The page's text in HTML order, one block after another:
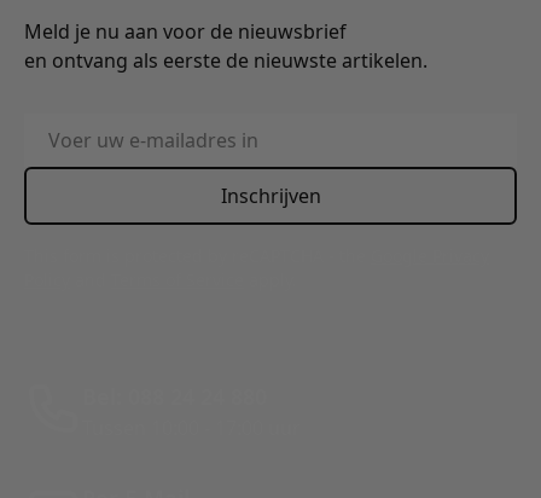
Meld je nu aan voor de nieuwsbrief
en ontvang als eerste de nieuwste artikelen.
E-mailadres
Inschrijven